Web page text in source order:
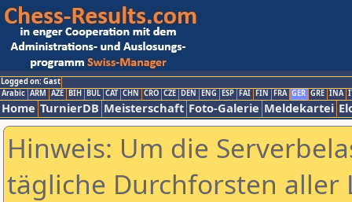
Logged on: Gast
Arabic ARM AZE BIH BUL CAT CHN CRO CZE DEN ENG ESP FAI FIN FRA GER GRE INA
Home TurnierDB Meisterschaft Foto-Galerie Meldekartei
Hinweis: Um die
tägliche Durchforsten aller